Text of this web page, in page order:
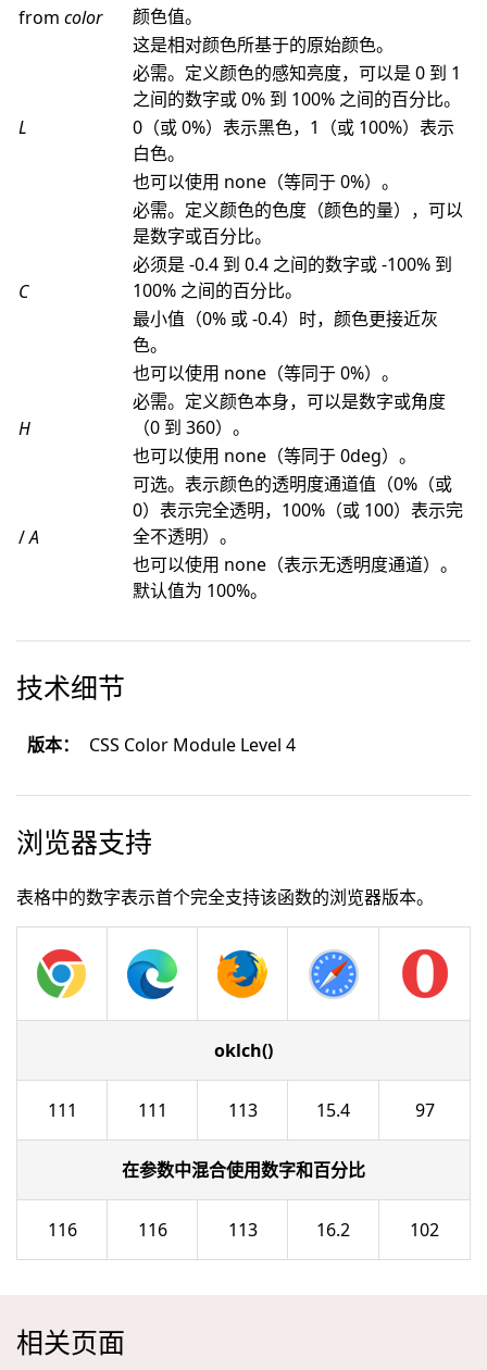
from color
颜色值。
这是相对颜色所基于的原始颜色。
L
必需。定义颜色的感知亮度，可以是 0 到 1
之间的数字或 0% 到 100% 之间的百分比。
0（或 0%）表示黑色，1（或 100%）表示
白色。
也可以使用 none（等同于 0%）。
C
必需。定义颜色的色度（颜色的量），可以
是数字或百分比。
必须是 -0.4 到 0.4 之间的数字或 -100% 到
100% 之间的百分比。
最小值（0% 或 -0.4）时，颜色更接近灰
色。
也可以使用 none（等同于 0%）。
H
必需。定义颜色本身，可以是数字或角度
（0 到 360）。
也可以使用 none（等同于 0deg）。
/A
可选。表示颜色的透明度通道值（0%（或
0）表示完全透明，100%（或 100）表示完
全不透明）。
也可以使用 none（表示无透明度通道）。
默认值为 100%。
技术细节
版本： CSS Color Module Level 4
浏览器支持
表格中的数字表示首个完全支持该函数的浏览器版本。
oklch()
111 111 113 15.4 97
在参数中混合使用数字和百分比
116 116 113 16.2 102
相关页面